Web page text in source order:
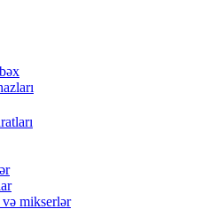
mikserlər